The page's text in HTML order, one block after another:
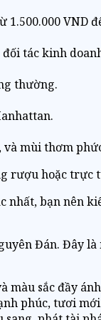
VND
tác kinh
thường.
mùi thơm
rượu hoặc trực
bạn nên
Đán. Đây
sắc đầy
phúc, tươi